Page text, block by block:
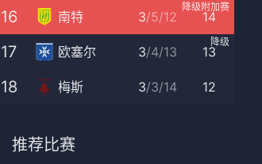
降级附加赛
16 南特 3/5/12 14
降级
17 欧塞尔 3/4/13 13
18 梅斯 3/3/14 12
推荐比赛